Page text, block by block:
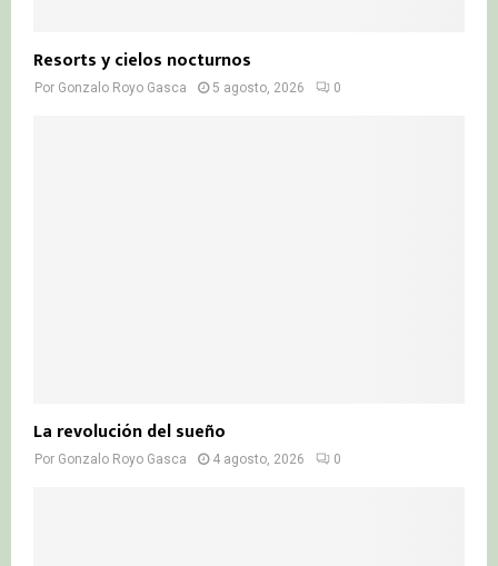
Resorts y cielos nocturnos
Por Gonzalo Royo Gasca 5 agosto, 2026 0
La revolución del sueño
Por Gonzalo Royo Gasca 4 agosto, 2026 0